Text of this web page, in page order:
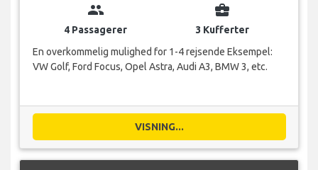
group
4 Passagerer
business_center
3 Kufferter
En overkommelig mulighed for 1-4 rejsende Eksempel:
VW Golf, Ford Focus, Opel Astra, Audi A3, BMW 3, etc.
VISNING...